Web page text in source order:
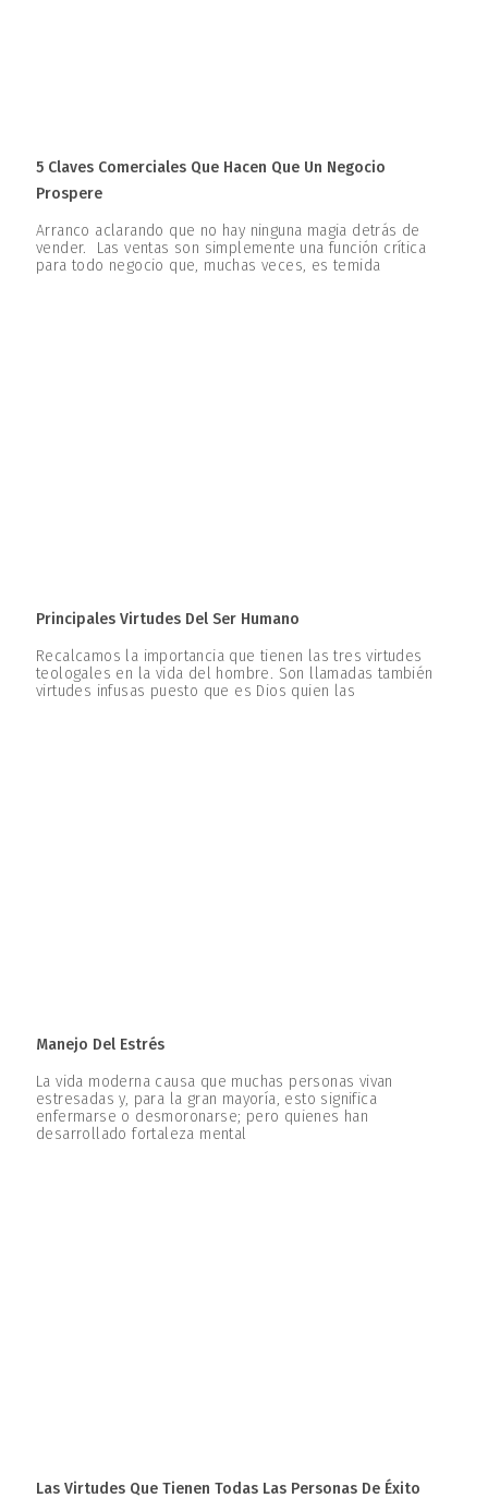
5 Claves Comerciales Que Hacen Que Un Negocio
Prospere
Arranco aclarando que no hay ninguna magia detrás de
vender. Las ventas son simplemente una función crítica
para todo negocio que, muchas veces, es temida
Principales Virtudes Del Ser Humano
Recalcamos la importancia que tienen las tres virtudes
teologales en la vida del hombre. Son llamadas también
virtudes infusas puesto que es Dios quien las
Manejo Del Estrés
La vida moderna causa que muchas personas vivan
estresadas y, para la gran mayoría, esto significa
enfermarse o desmoronarse; pero quienes han
desarrollado fortaleza mental
Las Virtudes Que Tienen Todas Las Personas De Éxito